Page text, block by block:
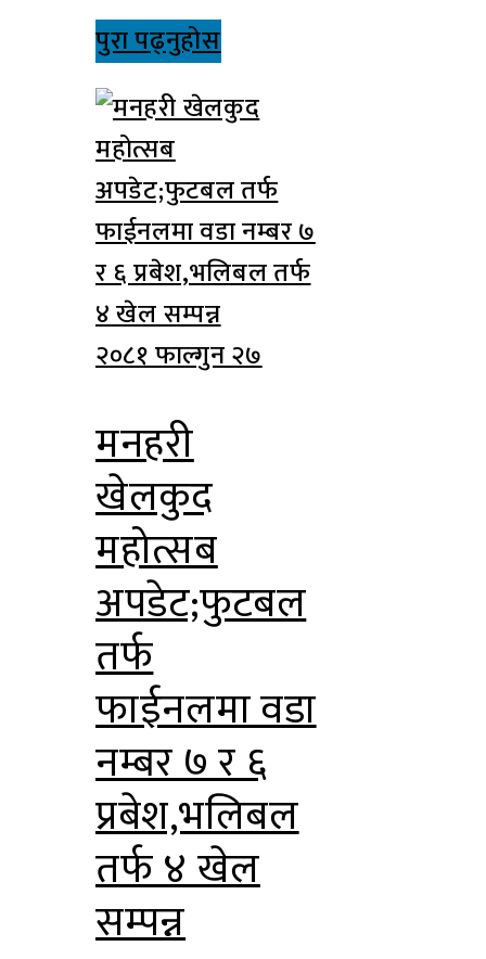
पुरा पढ्नुहोस
२०८१ फाल्गुन २७
मनहरी
खेलकुद
महोत्सब
अपडेट;फुटबल
तर्फ
फाईनलमा वडा
नम्बर ७ र ६
प्रबेश,भलिबल
तर्फ ४ खेल
सम्पन्न